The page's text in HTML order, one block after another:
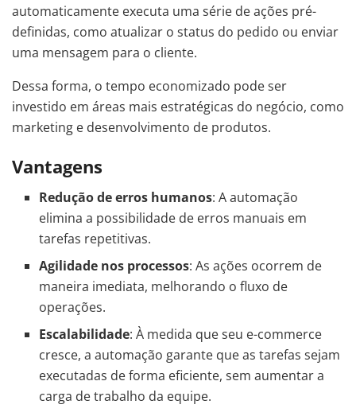
automaticamente executa uma série de ações pré-
definidas, como atualizar o status do pedido ou enviar
uma mensagem para o cliente.
Dessa forma, o tempo economizado pode ser
investido em áreas mais estratégicas do negócio, como
marketing e desenvolvimento de produtos.
Vantagens
Redução de erros humanos: A automação
elimina a possibilidade de erros manuais em
tarefas repetitivas.
Agilidade nos processos: As ações ocorrem de
maneira imediata, melhorando o fluxo de
operações.
Escalabilidade: À medida que seu e-commerce
cresce, a automação garante que as tarefas sejam
executadas de forma eficiente, sem aumentar a
carga de trabalho da equipe.